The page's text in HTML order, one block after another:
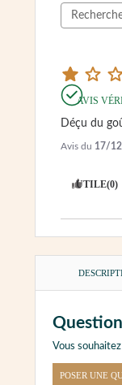
AVIS
Déçu du
Avis du 17/
UTILE(0)
Vous
POSER UNE